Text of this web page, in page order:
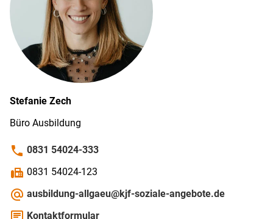
Stefanie Zech
Büro Ausbildung
phone 0831 54024-333
fax 0831 54024-123
alternate_email ausbildung-allgaeu@kjf-soziale-angebote.de
Kontaktformular